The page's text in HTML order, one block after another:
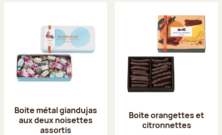
Boite métal giandujas
aux deux noisettes
assortis
Boite orangettes et
citronnettes